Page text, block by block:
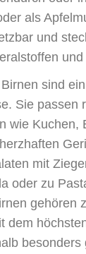
als
und
sind
Sie passen
wie Kuchen,
mit
oder zu
gehören
dem
besonders